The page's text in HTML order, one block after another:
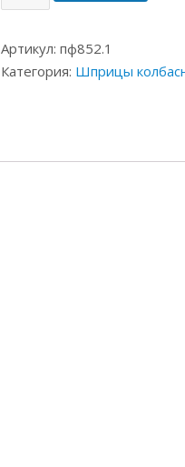
Артикул: пф852.1
Категория: Шприцы